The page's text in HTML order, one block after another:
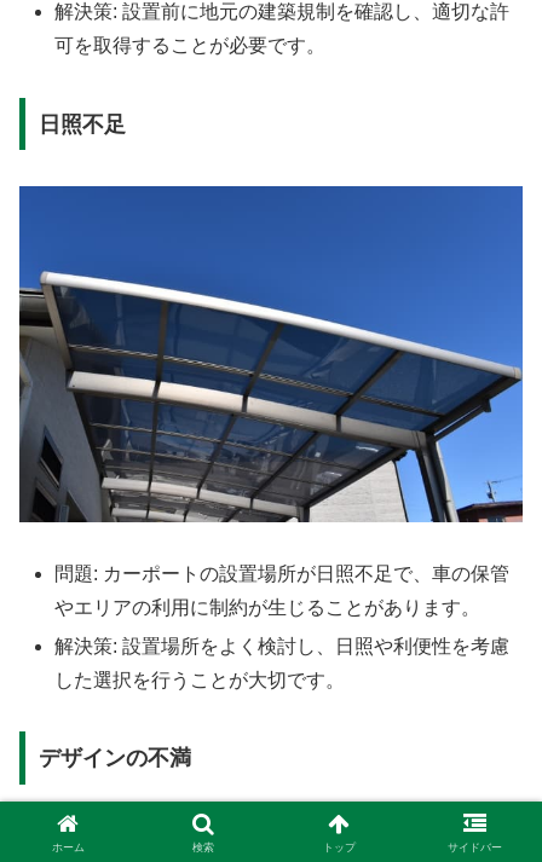
解決策: 設置前に地元の建築規制を確認し、適切な許
可を取得することが必要です。
日照不足
問題: カーポートの設置場所が日照不足で、車の保管
やエリアの利用に制約が生じることがあります。
解決策: 設置場所をよく検討し、日照や利便性を考慮
した選択を行うことが大切です。
デザインの不満
ホーム 検索 トップ サイドバー